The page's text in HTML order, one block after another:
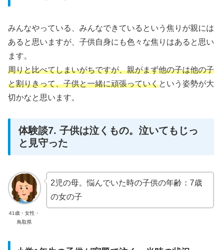
みんなやっている、みんなできているという焦りが親には
あると思いますが、子供自身にも色々な焦りはあると思い
ます。
周りと比べてしまいがちですが、親がまず他の子は他の子
と割りきって、子供と一緒に頑張っていくという姿勢が大
切かなと思います。
体験談7. 子供は泣くもの。泣いてもじっ
と見守った
41歳・女性・
鳥取県
2児の母。悩んでいた時の子供の年齢：7歳
の女の子